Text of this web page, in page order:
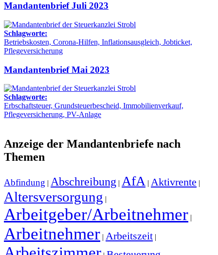
Mandantenbrief Juli 2023
Schlagworte:
Betriebskosten, Corona-Hilfen, Inflationsausgleich, Jobticket,
Pflegeversicherung
Mandantenbrief Mai 2023
Schlagworte:
Erbschaftsteuer, Grundsteuerbescheid, Immobilienverkauf,
Pflegeversicherung, PV-Anlage
Anzeige der Mandantenbriefe nach
Themen
Abfindung | Abschreibung | AfA | Aktivrente |
Altersversorgung |
Arbeitgeber/Arbeitnehmer |
Arbeitnehmer | Arbeitszeit |